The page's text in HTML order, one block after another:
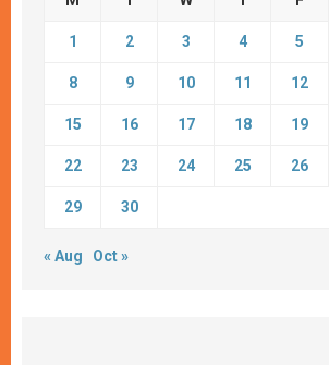
1 2 3 4 5
8 9 10 11 12
15 16 17 18 19
22 23 24 25 26
29 30
« Aug Oct »